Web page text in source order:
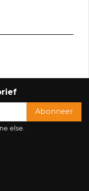
Abonneer
else.